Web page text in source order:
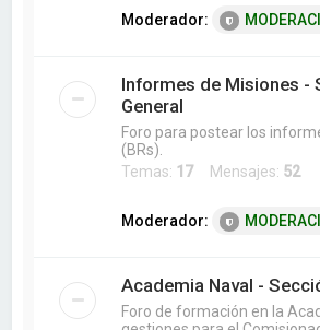
Moderador:
Informes de Misiones -
General
Foro para postear los
(BRs).
Temas: 17Mensajes: 52
Moderador:
Academia Naval -
Foro de formación en la